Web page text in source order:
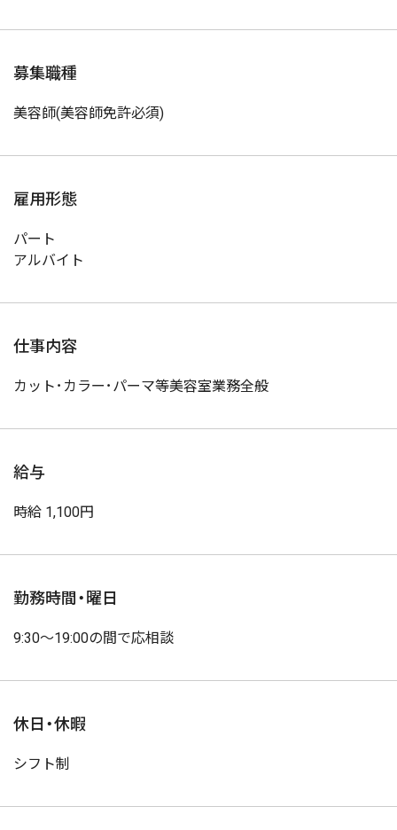
募集職種
美容師(美容師免許必須)
雇用形態
パート
アルバイト
仕事内容
カット･カラー･パーマ等美容室業務全般
給与
時給 1,100円
勤務時間・曜日
9:30～19:00の間で応相談
休日・休暇
シフト制